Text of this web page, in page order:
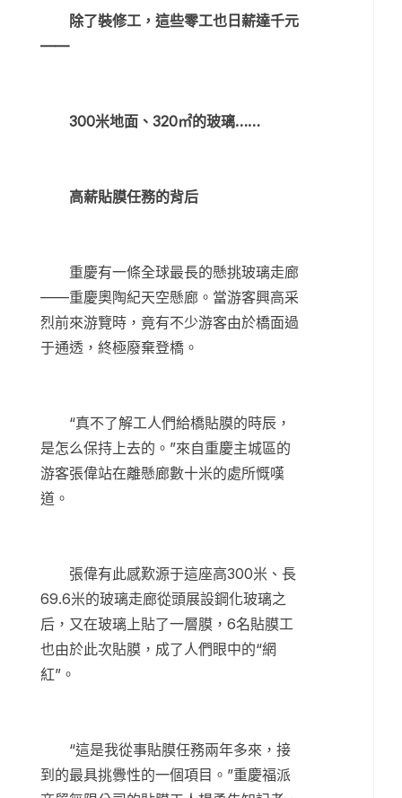
除了裝修工，這些零工也日薪達千元
——
300米地面、320㎡的玻璃……
高薪貼膜任務的背后
重慶有一條全球最長的懸挑玻璃走廊
——重慶奧陶紀天空懸廊。當游客興高采
烈前來游覽時，竟有不少游客由於橋面過
于通透，終極廢棄登橋。
“真不了解工人們給橋貼膜的時辰，
是怎么保持上去的。”來自重慶主城區的
游客張偉站在離懸廊數十米的處所慨嘆
道。
張偉有此感歎源于這座高300米、長
69.6米的玻璃走廊從頭展設鋼化玻璃之
后，又在玻璃上貼了一層膜，6名貼膜工
也由於此次貼膜，成了人們眼中的“網
紅”。
“這是我從事貼膜任務兩年多來，接
到的最具挑釁性的一個項目。”重慶福派